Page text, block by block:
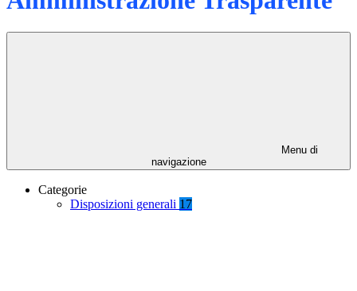
Menu di
navigazione
Categorie
Disposizioni generali 17